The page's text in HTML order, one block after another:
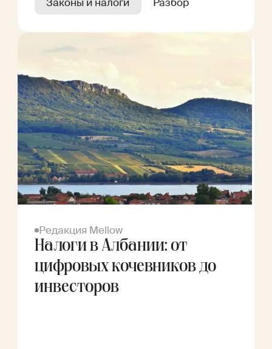
Редакция Mellow
Налоги в Албании: от
цифровых кочевников до
инвесторов